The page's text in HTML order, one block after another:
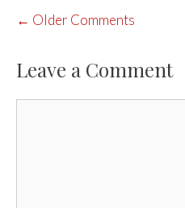
COMMENT
← Older Comments
Leave a Comment